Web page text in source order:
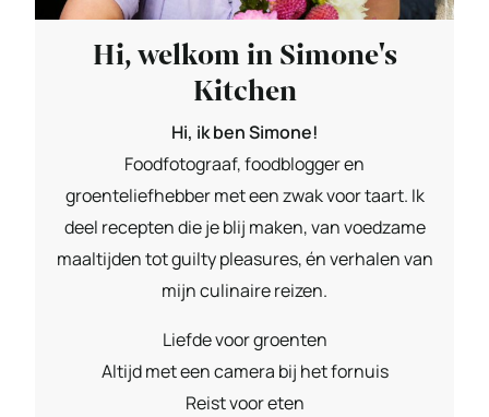
Hi, welkom in Simone's
Kitchen
Hi, ik ben Simone!
Foodfotograaf, foodblogger en
groenteliefhebber met een zwak voor taart. Ik
deel recepten die je blij maken, van voedzame
maaltijden tot guilty pleasures, én verhalen van
mijn culinaire reizen.
Liefde voor groenten
Altijd met een camera bij het fornuis
Reist voor eten